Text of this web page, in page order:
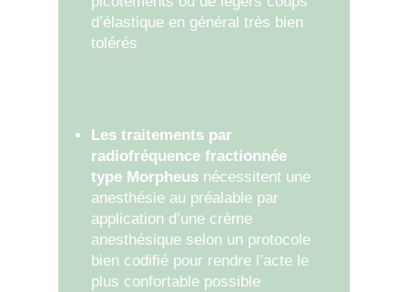
d’élastique en général très bien
tolérés
Les traitements par
radiofréquence fractionnée
type Morpheus nécessitent une
anesthésie au préalable par
application d’une crème
anesthésique selon un protocole
bien codifié pour rendre l’acte le
plus confortable possible